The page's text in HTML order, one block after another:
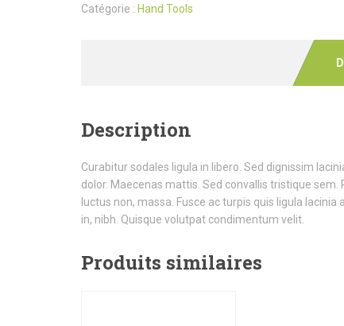
Catégorie : Hand Tools
Description
Curabitur sodales ligula in libero. Sed dignissim
dolor. Maecenas mattis. Sed convallis tristique
luctus non, massa. Fusce ac turpis quis ligula
in, nibh. Quisque volutpat condimentum velit.
Produits similaires